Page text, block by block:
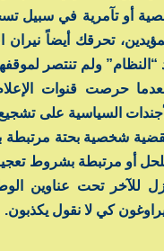
أو تآمرية في سبيل
تحرقك أيضاً نيران
ولم تنتصر
حرصت قنوات الإعلام
السياسية على
شخصية بحتة مرتبطة
للحل أو مرتبطة بشروط
للآخر تحت عناوين الوطن
كي لا نقول يكذبون.